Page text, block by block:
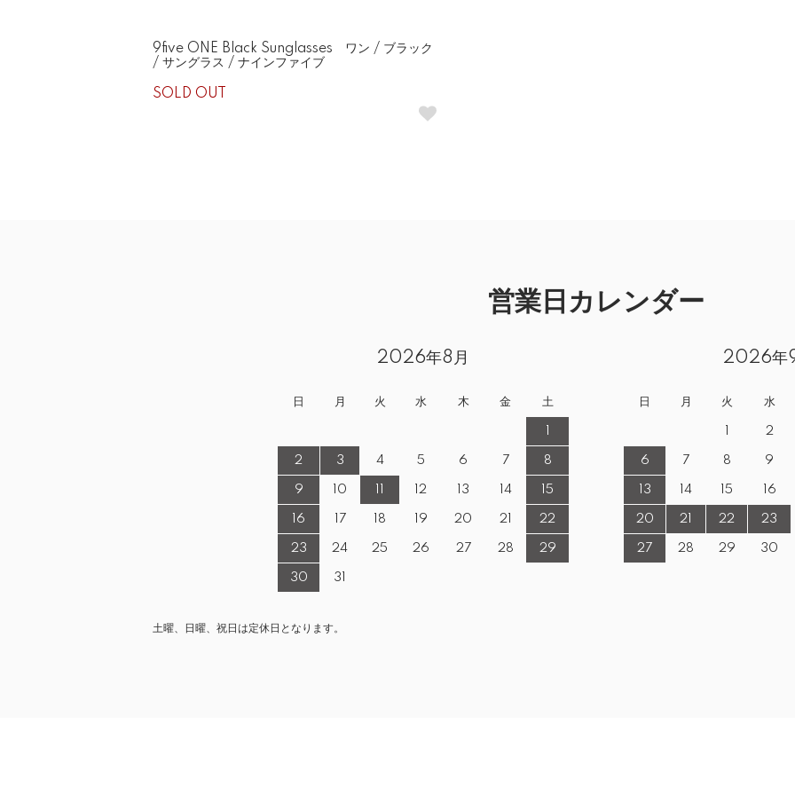
9five ONE Black Sunglasses ワン / ブラック
/ サングラス / ナインファイブ
SOLD OUT
営業日カレンダー
2026年8月
日 月 火 水 木 金 土
2 3 4 5 6 7 8
9 10 12 13 14 15
16 17 18 19 20 21 22
23 24 25 26 27 28 29
30 31
2026年
日 月 火 水
2
6 7 8 9
13 14 15 16
20 21 22 23
27 28 29 30
土曜、日曜、祝日は定休日となります。